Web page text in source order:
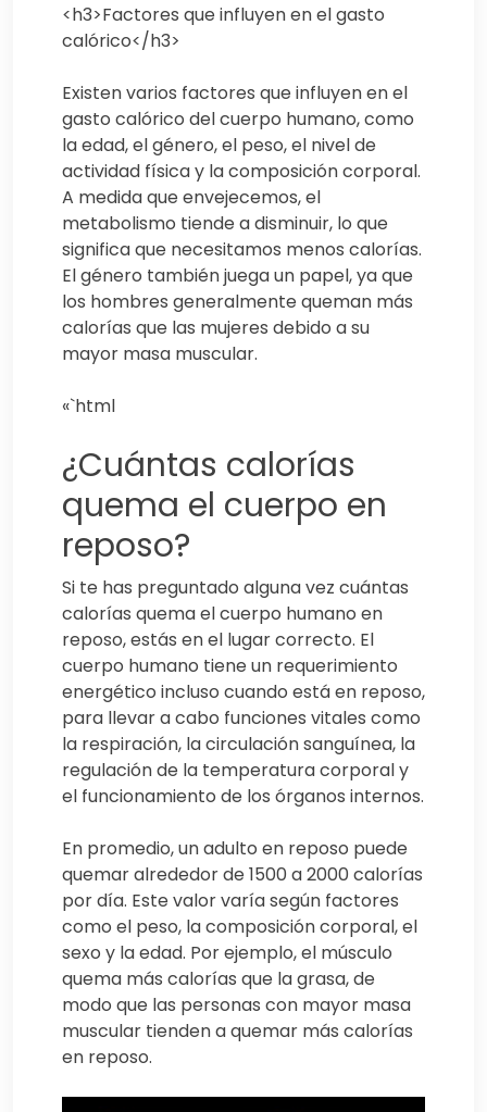
<h3>Factores que influyen en el gasto
calórico</h3>
Existen varios factores que influyen en el
gasto calórico del cuerpo humano, como
la edad, el género, el peso, el nivel de
actividad física y la composición corporal.
A medida que envejecemos, el
metabolismo tiende a disminuir, lo que
significa que necesitamos menos calorías.
El género también juega un papel, ya que
los hombres generalmente queman más
calorías que las mujeres debido a su
mayor masa muscular.
«`html
¿Cuántas calorías
quema el cuerpo en
reposo?
Si te has preguntado alguna vez cuántas
calorías quema el cuerpo humano en
reposo, estás en el lugar correcto. El
cuerpo humano tiene un requerimiento
energético incluso cuando está en reposo,
para llevar a cabo funciones vitales como
la respiración, la circulación sanguínea, la
regulación de la temperatura corporal y
el funcionamiento de los órganos internos.
En promedio, un adulto en reposo puede
quemar alrededor de 1500 a 2000 calorías
por día. Este valor varía según factores
como el peso, la composición corporal, el
sexo y la edad. Por ejemplo, el músculo
quema más calorías que la grasa, de
modo que las personas con mayor masa
muscular tienden a quemar más calorías
en reposo.